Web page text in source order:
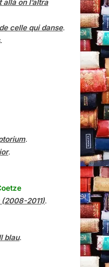
on l’altra
celle qui danse.
.
.
.
2011).
blau.